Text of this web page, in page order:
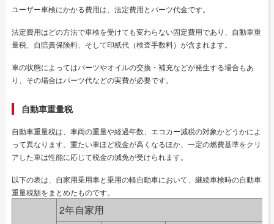
ユーザー車検にかかる費用は、法定費用とパーツ代金です。
法定費用はどの方法で車検を受けても変わらない固定費用であり、自動車重
量税、自賠責保険料、そして印紙代（検査手数料）が含まれます。
車の状態によってはパーツやオイルの交換・補充などが発生する場合もあ
り、その場合はパーツ代などの実費が必要です。
自動車重量税
自動車重量税は、車両の重量や経過年数、エコカー減税の対象かどうかによ
って異なります。重たい車ほど税金が高くなるほか、一定の燃費基準をクリ
アした車は性能に応じて税金の減免が受けられます。
以下の表は、自家用乗用車と乗用の軽自動車において、継続車検時の自動車
重量税額をまとめたものです。
2年自家用